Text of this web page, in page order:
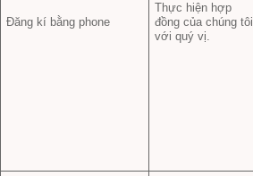
Đăng kí bằng phone
Thực hiện hợp
đồng của chúng tôi
với quý vị.